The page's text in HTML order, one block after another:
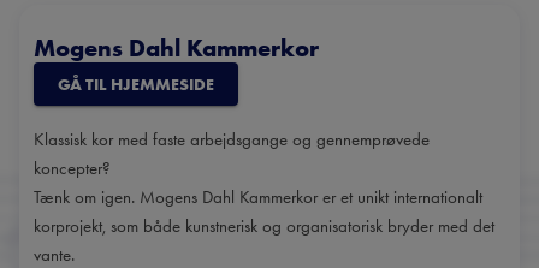
Mogens Dahl Kammerkor
GÅ TIL HJEMMESIDE
Klassisk kor med faste arbejdsgange og gennemprøvede
koncepter?
Tænk om igen. Mogens Dahl Kammerkor er et unikt internationalt
korprojekt, som både kunstnerisk og organisatorisk bryder med det
vante.